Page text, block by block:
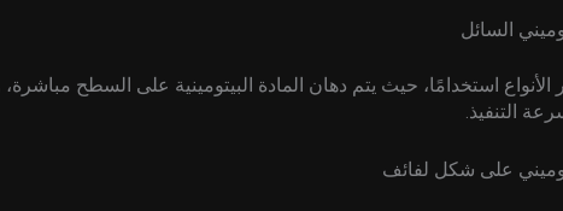
السائل
الأنواع استخدامًا، حيث يتم دهان المادة البيتومينية على السطح مباشرة،
التنفيذ.
على شكل لفائف